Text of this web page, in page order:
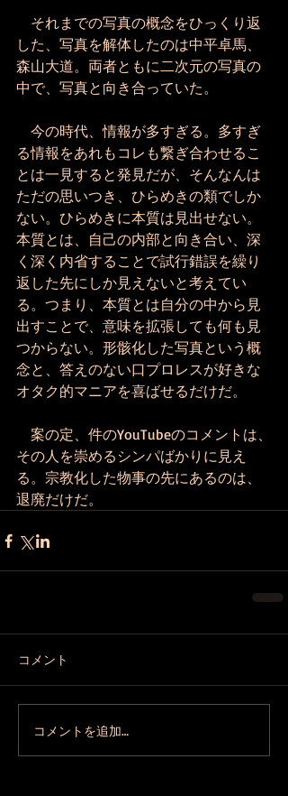
それまでの写真の概念をひっくり返
した、写真を解体したのは中平卓馬、
森山大道。両者ともに二次元の写真の
中で、写真と向き合っていた。
今の時代、情報が多すぎる。多すぎ
る情報をあれもコレも繋ぎ合わせるこ
とは一見すると発見だが、そんなんは
ただの思いつき、ひらめきの類でしか
ない。ひらめきに本質は見出せない。
本質とは、自己の内部と向き合い、深
く深く内省することで試行錯誤を繰り
返した先にしか見えないと考えてい
る。つまり、本質とは自分の中から見
出すことで、意味を拡張しても何も見
つからない。形骸化した写真という概
念と、答えのない口プロレスが好きな
オタク的マニアを喜ばせるだけだ。
案の定、件のYouTubeのコメントは、
その人を崇めるシンパばかりに見え
る。宗教化した物事の先にあるのは、
退廃だけだ。
コメント
コメントを追加…